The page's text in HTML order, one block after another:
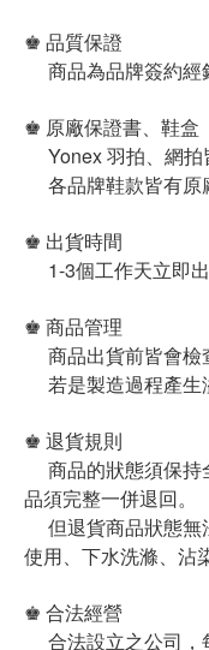
♚ 品質保證
商品為品牌簽約經
♚ 原廠保證書、鞋盒
Yonex 羽拍、網拍
各品牌鞋款皆有原
♚ 出貨時間
1-3個工作天立即出
♚ 商品管理
商品出貨前皆會檢
若是製造過程產生
♚ 退貨規則
商品的狀態須保持
品須完整一併退回。
但退貨商品狀態無
使用、下水洗滌、沾
♚ 合法經營
合法設立之公司，